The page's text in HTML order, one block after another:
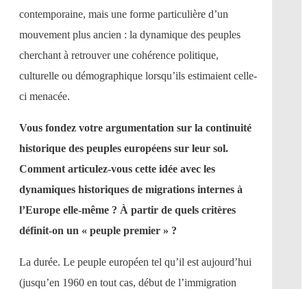
contemporaine, mais une forme particulière d’un
mouvement plus ancien : la dynamique des peuples
cherchant à retrouver une cohérence politique,
culturelle ou démographique lorsqu’ils estimaient celle-
ci menacée.
Vous fondez votre argumentation sur la continuité
historique des peuples européens sur leur sol.
Comment articulez-vous cette idée avec les
dynamiques historiques de migrations internes à
l’Europe elle-même ? À partir de quels critères
définit-on un « peuple premier » ?
La durée. Le peuple européen tel qu’il est aujourd’hui
(jusqu’en 1960 en tout cas, début de l’immigration